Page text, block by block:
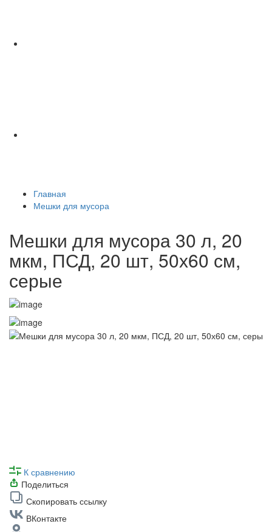
Главная
Мешки для мусора
Мешки для мусора 30 л, 20
мкм, ПСД, 20 шт, 50х60 см,
серые
К сравнению
Поделиться
Скопировать ссылку
ВКонтакте